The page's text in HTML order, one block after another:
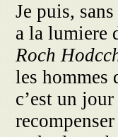
Je puis,
a la lumiere
Roch
les
c’est un